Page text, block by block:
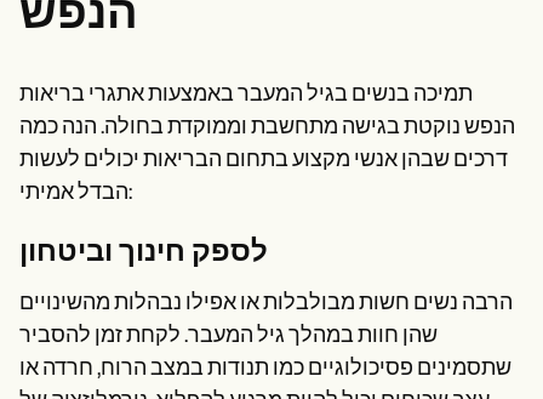
הנפש
תמיכה בנשים בגיל המעבר באמצעות אתגרי בריאות
הנפש נוקטת בגישה מתחשבת וממוקדת בחולה. הנה כמה
דרכים שבהן אנשי מקצוע בתחום הבריאות יכולים לעשות
הבדל אמיתי:
לספק חינוך וביטחון
הרבה נשים חשות מבולבלות או אפילו נבהלות מהשינויים
שהן חוות במהלך גיל המעבר. לקחת זמן להסביר
שתסמינים פסיכולוגיים כמו תנודות במצב הרוח, חרדה או